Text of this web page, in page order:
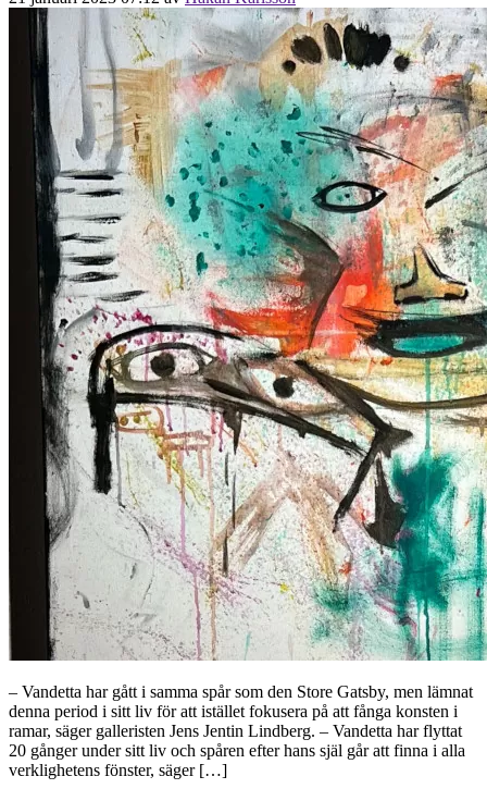
– Vandetta har gått i samma spår som den Store Gatsby, men lämnat
denna period i sitt liv för att istället fokusera på att fånga konsten i
ramar, säger galleristen Jens Jentin Lindberg. – Vandetta har flyttat
20 gånger under sitt liv och spåren efter hans själ går att finna i alla
verklighetens fönster, säger […]